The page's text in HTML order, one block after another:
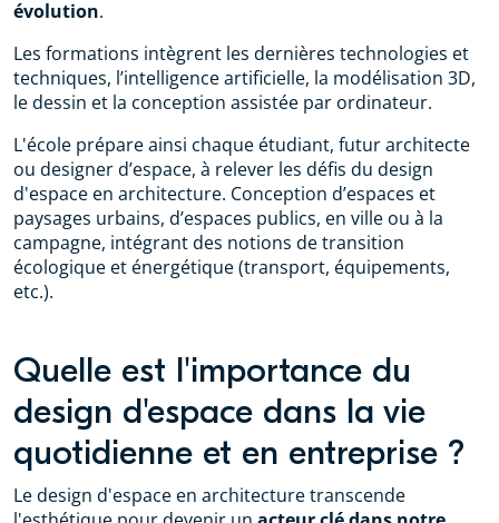
évolution.
Les formations intègrent les dernières technologies et
techniques, l’intelligence artificielle, la modélisation 3D,
le dessin et la conception assistée par ordinateur.
L'école prépare ainsi chaque étudiant, futur architecte
ou designer d’espace, à relever les défis du design
d'espace en architecture. Conception d’espaces et
paysages urbains, d’espaces publics, en ville ou à la
campagne, intégrant des notions de transition
écologique et énergétique (transport, équipements,
etc.).
Quelle est l'importance du
design d'espace dans la vie
quotidienne et en entreprise ?
Le design d'espace en architecture transcende